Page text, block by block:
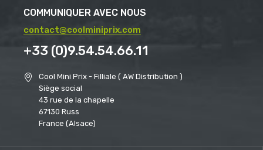
COMMUNIQUER AVEC NOUS
contact@coolminiprix.com
+33 (0)9.54.54.66.11
Cool Mini Prix - Filliale ( AW Distribution )
Siège social
43 rue de la chapelle
67130 Russ
France (Alsace)